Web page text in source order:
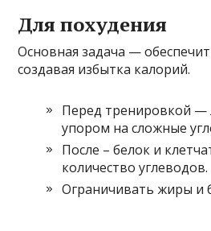
Для похудения
Основная задача —
создавая избытка калорий.
Перед тренировкой —
упором на сложные
После – белок и
количество углеводов.
Ограничивать жиры и